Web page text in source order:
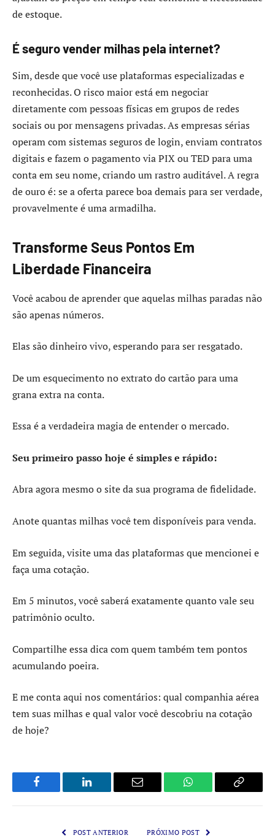
de estoque.
É seguro vender milhas pela internet?
Sim, desde que você use plataformas especializadas e
reconhecidas. O risco maior está em negociar
diretamente com pessoas físicas em grupos de redes
sociais ou por mensagens privadas. As empresas sérias
operam com sistemas seguros de login, enviam contratos
digitais e fazem o pagamento via PIX ou TED para uma
conta em seu nome, criando um rastro auditável. A regra
de ouro é: se a oferta parece boa demais para ser verdade,
provavelmente é uma armadilha.
Transforme Seus Pontos Em
Liberdade Financeira
Você acabou de aprender que aquelas milhas paradas não
são apenas números.
Elas são dinheiro vivo, esperando para ser resgatado.
De um esquecimento no extrato do cartão para uma
grana extra na conta.
Essa é a verdadeira magia de entender o mercado.
Seu primeiro passo hoje é simples e rápido:
Abra agora mesmo o site da sua programa de fidelidade.
Anote quantas milhas você tem disponíveis para venda.
Em seguida, visite uma das plataformas que mencionei e
faça uma cotação.
Em 5 minutos, você saberá exatamente quanto vale seu
patrimônio oculto.
Compartilhe essa dica com quem também tem pontos
acumulando poeira.
E me conta aqui nos comentários: qual companhia aérea
tem suas milhas e qual valor você descobriu na cotação
de hoje?
Facebook LinkedIn Email WhatsApp Copy
POST ANTERIOR PRÓXIMO POST